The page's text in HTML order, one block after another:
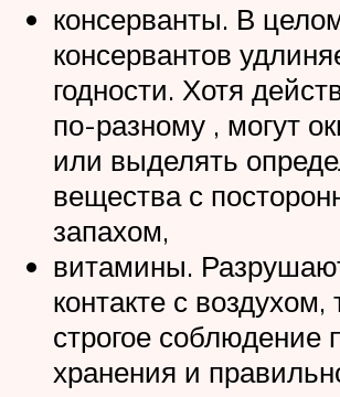
консерванты. В
консервантов
годности. Хотя
по-разному , могут
или выделять
вещества с
запахом,
витамины.
контакте с воздухом,
строгое соблюдение
хранения и